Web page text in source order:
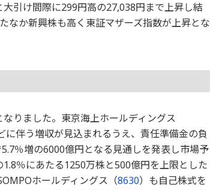
引け間際に299円高の27,038円まで上昇し結
なか新興株も高く東証マザーズ指数が上昇とな
りました。東京海上ホールディングス
伴う増収が見込まれるうえ、責任準備金の負
％増の6000億円となる見通しを発表し市場予
％にあたる1250万株と500億円を上限とした
ホールディングス（8630）も自己株式を